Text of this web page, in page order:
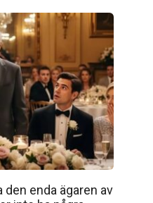
den enda ägaren av